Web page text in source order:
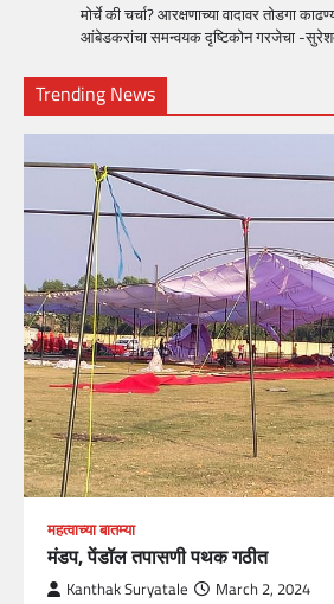
मोर्चे की चर्चा? आरक्षणाच्या वादावर तोडगा
आंबेडकरांचा समन्वयक दृष्टिकोन गरजेचा -
Trending News
महत्वाच्या बातम्या
मंडप, पेंडॉल तपासणी पथक गठीत
Kanthak Suryatale March 2, 2024